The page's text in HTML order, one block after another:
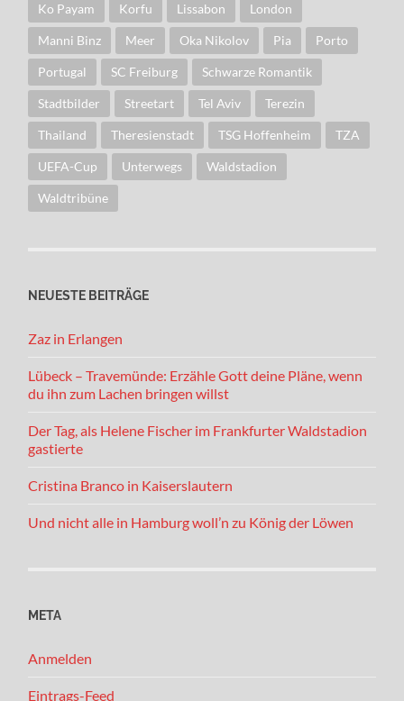
Ko Payam Korfu Lissabon London
Manni Binz Meer Oka Nikolov Pia Porto
Portugal SC Freiburg Schwarze Romantik
Stadtbilder Streetart Tel Aviv Terezin
Thailand Theresienstadt TSG Hoffenheim TZA
UEFA-Cup Unterwegs Waldstadion
Waldtribüne
NEUESTE BEITRÄGE
Zaz in Erlangen
Lübeck – Travemünde: Erzähle Gott deine Pläne, wenn
du ihn zum Lachen bringen willst
Der Tag, als Helene Fischer im Frankfurter Waldstadion
gastierte
Cristina Branco in Kaiserslautern
Und nicht alle in Hamburg woll’n zu König der Löwen
META
Anmelden
Eintrags-Feed